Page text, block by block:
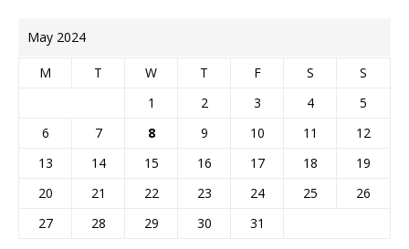
May 2024
M T W T F S
S
1
2 3 4
5
6
7 8 9 10 11
12
13
14 15 16 17 18
19
20
21 22 23 24 25
26
27
28 29 30 31